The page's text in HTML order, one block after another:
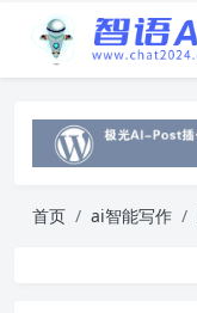
首页 ai智能写作